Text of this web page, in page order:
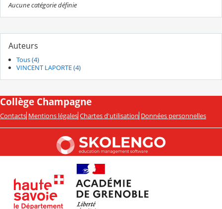
Aucune catégorie définie
Auteurs
Tous (4)
VINCENT LAPORTE (4)
Collège Champagne
Contacts Mentions légales Chartes d'utilisation Données personnelles